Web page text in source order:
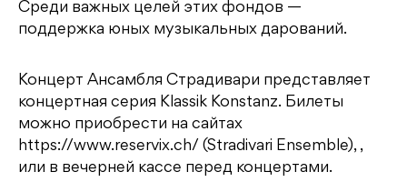
Среди важных целей этих фондов —
поддержка юных музыкальных дарований.
Концерт Ансамбля Страдивари представляет
концертная серия Klassik Konstanz. Билеты
можно приобрести на сайтах
https://www.reservix.ch/ (Stradivari Ensemble), ,
или в вечерней кассе перед концертами.